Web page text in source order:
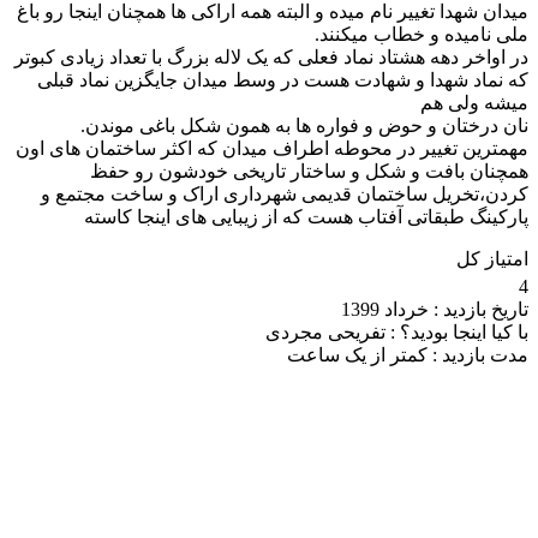
میدان شهدا تغییر نام میده و البته همه اراکی ها همچنان اینجا رو باغ
ملی نامیده و خطاب میکنند.
در اواخر دهه هشتاد نماد فعلی که یک لاله بزرگ با تعداد زیادی کبوتر
که نماد شهدا و شهادت هست در وسط میدان جایگزین نماد قبلی
میشه ولی هم
نان درختان و حوض و فواره ها به همون شکل باغی موندن.
مهمترین تغییر در محوطه اطراف میدان که اکثر ساختمان های اون
همچنان بافت و شکل و ساختار تاریخی خودشون رو حفظ
کردن،تخریل ساختمان قدیمی شهرداری اراک و ساخت مجتمع و
پارکینگ طبقاتی آفتاب هست که از زیبایی های اینجا کاسته
امتیاز کل
4
تاریخ بازدید : خرداد 1399
با کیا اینجا بودید؟ : تفریحی مجردی
مدت بازدید : کمتر از یک ساعت